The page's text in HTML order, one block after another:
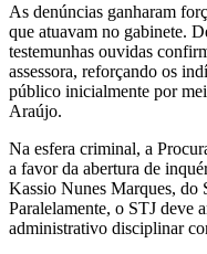
As denúncias ganharam
que atuavam no gabinete.
testemunhas ouvidas
assessora, reforçando os
público inicialmente por
Araújo.
Na esfera criminal, a
a favor da abertura de
Kassio Nunes Marques, do
Paralelamente, o STJ deve
administrativo disciplinar